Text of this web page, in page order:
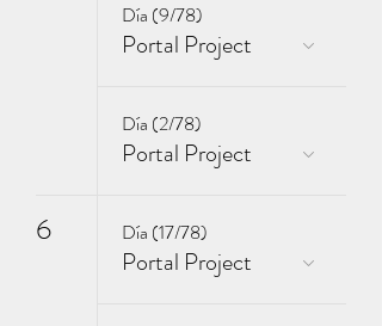
Día (9/78)
Portal Project
Día (2/78)
Portal Project
6 Día (17/78)
Portal Project